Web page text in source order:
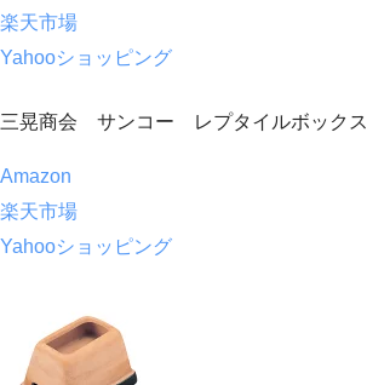
楽天市場
Yahooショッピング
三晃商会 サンコー レプタイルボックス
Amazon
楽天市場
Yahooショッピング